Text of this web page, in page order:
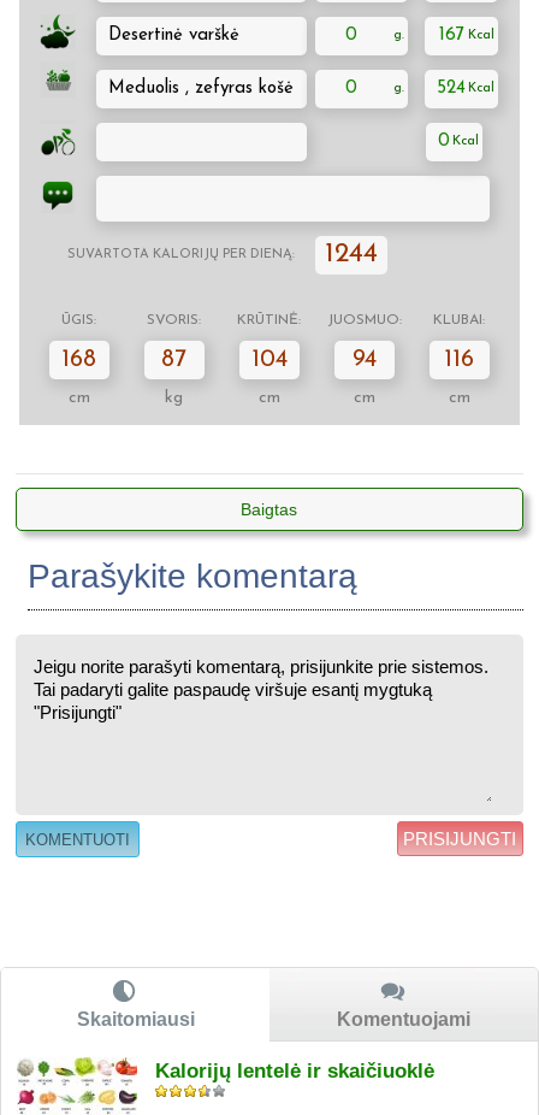
Desertinė varškė 0 167
Meduolis , zefyras košė 0 524
0
SUVARTOTA KALORIJŲ PER DIENĄ: 1244
ŪGIS: SVORIS: KRŪTINĖ: JUOSMUO: KLUBAI:
168
cm
87
kg
104
cm
94
cm
116
cm
Baigtas
Parašykite komentarą
PRISIJUNGTI
Skaitomiausi Komentuojami
Kalorijų lentelė ir skaičiuoklė